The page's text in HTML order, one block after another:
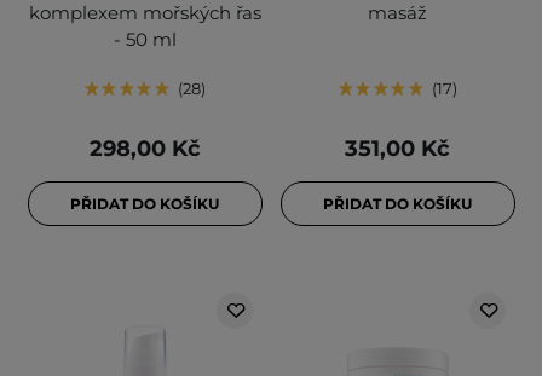
komplexem mořských řas
- 50 ml
28
298,00 Kč
PŘIDAT DO KOŠÍKU
masáž
17
351,00 Kč
PŘIDAT DO KOŠÍKU